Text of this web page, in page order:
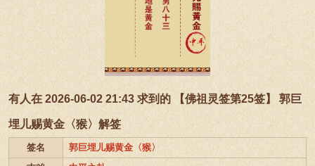
有人在 2026-06-02 21:43 求到的 【佛祖灵签第25签】 郭巨
埋儿赐黄金〈猴〉解签
签名
郭巨埋儿赐黄金〈猴〉